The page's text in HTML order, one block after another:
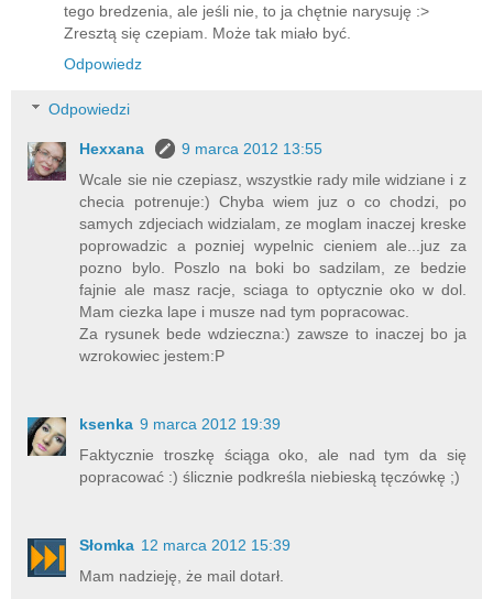
tego bredzenia, ale jeśli nie, to ja chętnie narysuję :>
Zresztą się czepiam. Może tak miało być.
Odpowiedz
Odpowiedzi
Hexxana
9 marca 2012 13:55
Wcale sie nie czepiasz, wszystkie rady mile widziane i z
checia potrenuje:) Chyba wiem juz o co chodzi, po
samych zdjeciach widzialam, ze moglam inaczej kreske
poprowadzic a pozniej wypelnic cieniem ale...juz za
pozno bylo. Poszlo na boki bo sadzilam, ze bedzie
fajnie ale masz racje, sciaga to optycznie oko w dol.
Mam ciezka lape i musze nad tym popracowac.
Za rysunek bede wdzieczna:) zawsze to inaczej bo ja
wzrokowiec jestem:P
ksenka 9 marca 2012 19:39
Faktycznie troszkę ściąga oko, ale nad tym da się
popracować :) ślicznie podkreśla niebieską tęczówkę ;)
Słomka 12 marca 2012 15:39
Mam nadzieję, że mail dotarł.